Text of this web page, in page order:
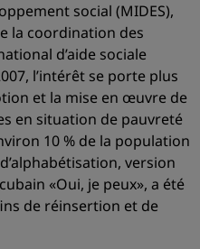
social (MIDES),
la coordination des
d’aide sociale
l’intérêt se porte plus
et la mise en œuvre de
en situation de pauvreté
10 % de la population
version
«Oui, je peux», a été
de réinsertion et de